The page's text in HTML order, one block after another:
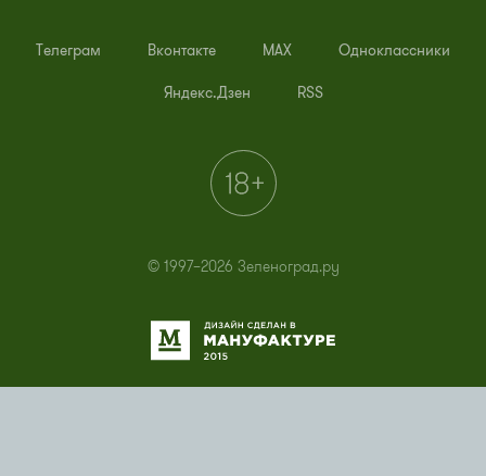
Телеграм Вконтакте MAX Одноклассники
Яндекс.Дзен RSS
© 1997–2026 Зеленоград.ру